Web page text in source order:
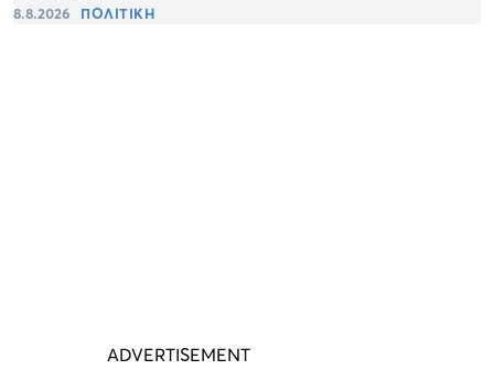
8.8.2026 ΠΟΛΙΤΙΚΗ